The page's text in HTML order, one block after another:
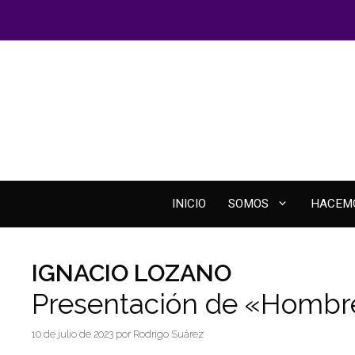
contenido
INICIO SOMOS
IGNACIO LOZANO
Presentación de
10 de julio de 2023 por Rodrigo Suárez